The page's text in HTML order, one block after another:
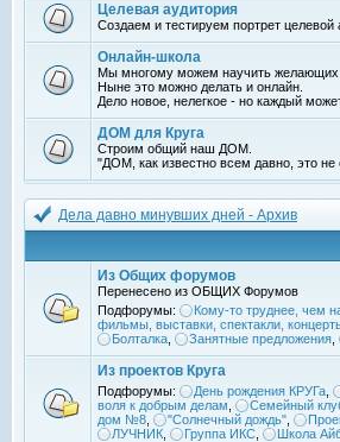
Целевая аудитория
Создаем и тестируем портрет целевой
Онлайн-школа
Мы многому можем научить желающих
Ныне это можно делать и онлайн.
Дело новое, нелегкое - но каждый
ДОМ для Круга
Строим общий наш ДОМ.
"ДОМ, как известно всем давно, это не
Дела давно минувших дней - Архив
Из Общих форумов
Перенесено из ОБЩИХ Форумов
Подфорумы:
Кому-то труднее, чем
фильмы, выставки, спектакли,
Болталка
Занятные предложения
Из проектов Круга
Подфорумы: День рождения КРУГа
воля к добрым делам
Семейный
дом №8
"Солнечный дождь"
ЛУЧНИК
Группа ИКС Школа